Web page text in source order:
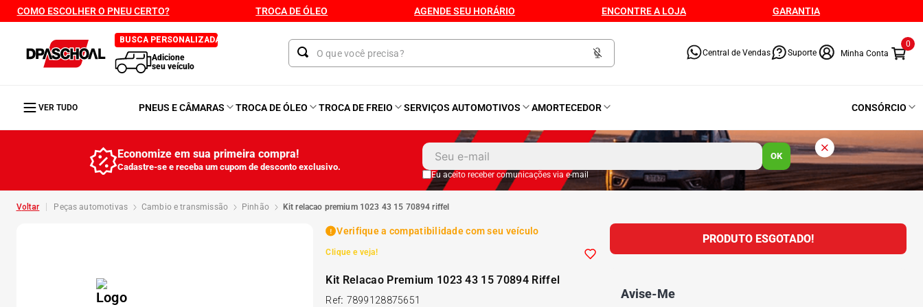
COMO ESCOLHER O PNEU CERTO? TROCA DE ÓLEO AGENDE SEU HORÁRIO ENCONTRE A LOJA GARANTIA
BUSCA PERSONALIZADA
Adicione
seu veículo
Central de Vendas Suporte
0
VER TUDO PNEUS E CÂMARAS TROCA DE ÓLEO TROCA DE FREIO SERVIÇOS AUTOMOTIVOS AMORTECEDOR CONSÓRCIO
Economize em sua primeira compra!
Cadastre-se e receba um cupom de desconto exclusivo.
OK
Eu aceito receber comunicações via e-mail
peças automotivas cambio e transmissão pinhão kit relacao premium 1023 43 15 70894 riffel
Verifique a compatibilidade com seu veículo
Clique e veja!
Kit Relacao Premium 1023 43 15 70894 Riffel
Ref: 7899128875651
PRODUTO ESGOTADO!
Avise-Me
1º Kit 4 Pneu
2º Kit Pneu
3º Bproauto
175 65r14
Kit 4 Pneu Xbri Aro 13